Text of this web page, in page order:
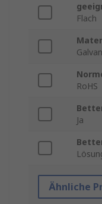
Flach
RoHS
Ja
Ähnliche